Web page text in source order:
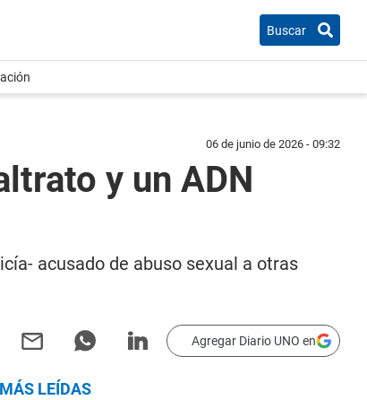
Buscar
06 de junio de 2026 - 09:32
y un ADN
acusado de abuso sexual a otras
Agregar Diario UNO en
LEÍDAS